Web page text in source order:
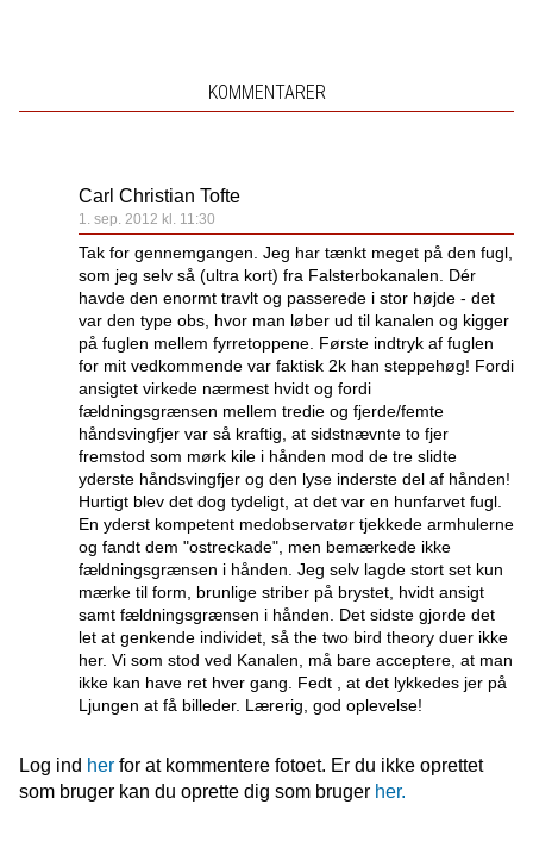
KOMMENTARER
Carl Christian Tofte
1. sep. 2012 kl. 11:30
Tak for gennemgangen. Jeg har tænkt meget på den fugl,
som jeg selv så (ultra kort) fra Falsterbokanalen. Dér
havde den enormt travlt og passerede i stor højde - det
var den type obs, hvor man løber ud til kanalen og kigger
på fuglen mellem fyrretoppene. Første indtryk af fuglen
for mit vedkommende var faktisk 2k han steppehøg! Fordi
ansigtet virkede nærmest hvidt og fordi
fældningsgrænsen mellem tredie og fjerde/femte
håndsvingfjer var så kraftig, at sidstnævnte to fjer
fremstod som mørk kile i hånden mod de tre slidte
yderste håndsvingfjer og den lyse inderste del af hånden!
Hurtigt blev det dog tydeligt, at det var en hunfarvet fugl.
En yderst kompetent medobservatør tjekkede armhulerne
og fandt dem "ostreckade", men bemærkede ikke
fældningsgrænsen i hånden. Jeg selv lagde stort set kun
mærke til form, brunlige striber på brystet, hvidt ansigt
samt fældningsgrænsen i hånden. Det sidste gjorde det
let at genkende individet, så the two bird theory duer ikke
her. Vi som stod ved Kanalen, må bare acceptere, at man
ikke kan have ret hver gang. Fedt , at det lykkedes jer på
Ljungen at få billeder. Lærerig, god oplevelse!
Log ind herfor at kommentere fotoet. Er du ikke oprettet
som bruger kan du oprette dig som bruger her.